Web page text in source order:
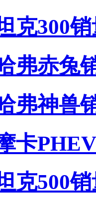
克300
弗赤兔
弗神兽
卡
克500